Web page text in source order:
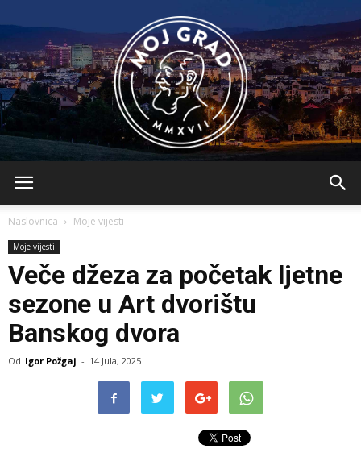
Naslovnica Moje vijesti
Moje vijesti
Veče džeza za početak ljetne
sezone u Art dvorištu
Banskog dvora
Od Igor Požgaj - 14 Jula, 2025